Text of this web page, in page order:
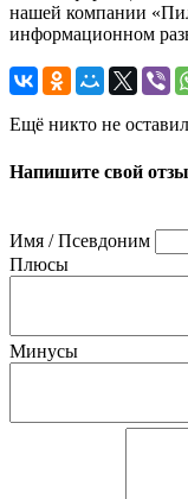
нашей компании
информационном
Ещё никто не
Напишите свой
Имя / Псевдоним
Плюсы
Минусы